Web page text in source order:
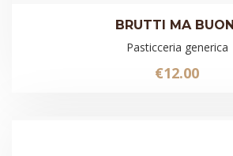
BRUTTI MA
Pasticceria generica
€12.00